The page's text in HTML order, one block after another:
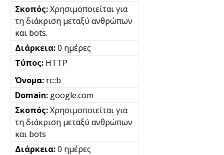
Χρησιμοποιείται για
τη διάκριση μεταξύ ανθρώπων
και bots.
0 ημέρες
HTTP
rc::b
google.com
Χρησιμοποιείται για
τη διάκριση μεταξύ ανθρώπων
και bots
0 ημέρες